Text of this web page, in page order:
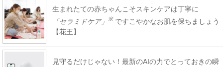
生まれたての赤ちゃんこそスキンケアは丁寧に
「セラミドケア」
※ ですこやかなお肌を保ちましょう
【花王】
見守るだけじゃない！最新のAIの力でとっておきの瞬